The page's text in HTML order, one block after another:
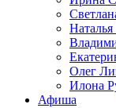
Олег
Илона
Афиша